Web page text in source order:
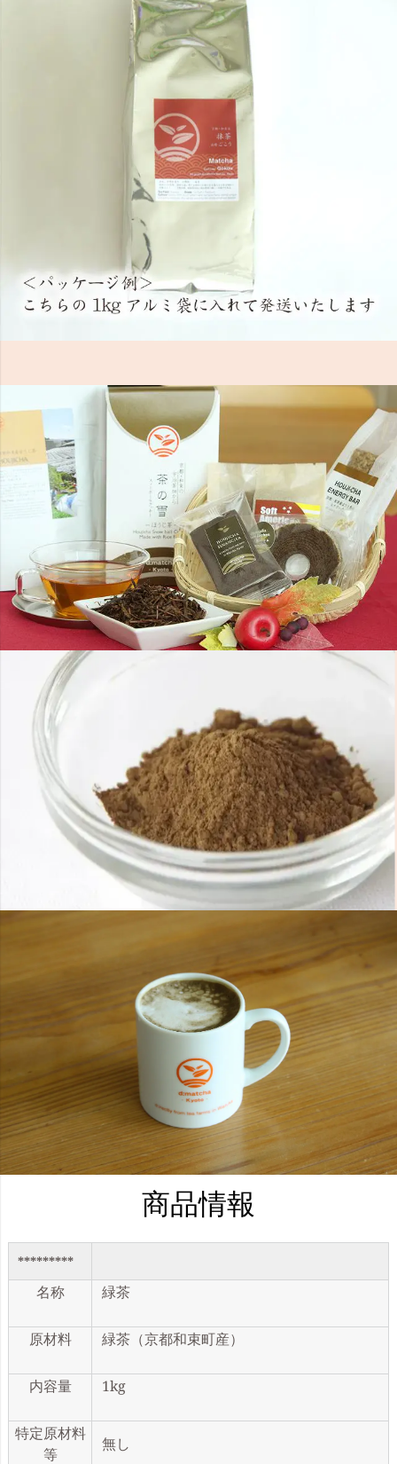
商品情報
*********
名称 緑茶
原材料 緑茶（京都和束町産）
内容量 1kg
特定原材料
等
無し